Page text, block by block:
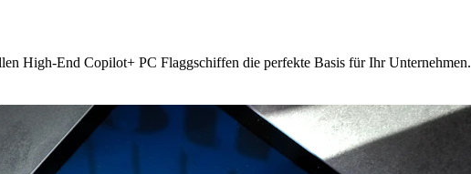
High-End Copilot+ PC Flaggschiffen die perfekte Basis für Ihr Unternehmen.